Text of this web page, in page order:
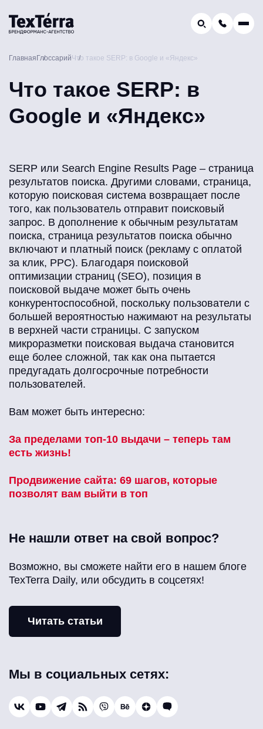
Телефон отдела продаж:
Наш e-mail:
Главная ГлоссарийЧто такое SERP: в Google и «Яндекс»
Что такое SERP: в
Google и «Яндекс»
SERP или Search Engine Results Page – страница
результатов поиска. Другими словами, страница,
которую поисковая система возвращает после
того, как пользователь отправит поисковый
запрос. В дополнение к обычным результатам
поиска, страница результатов поиска обычно
включают и платный поиск (рекламу с оплатой
за клик, PPC). Благодаря поисковой
оптимизации страниц (SEO), позиция в
поисковой выдаче может быть очень
конкурентоспособной, поскольку пользователи с
большей вероятностью нажимают на результаты
в верхней части страницы. С запуском
микроразметки поисковая выдача становится
еще более сложной, так как она пытается
предугадать долгосрочные потребности
пользователей.
Вам может быть интересно:
За пределами топ-10 выдачи – теперь там
есть жизнь!
Продвижение сайта: 69 шагов, которые
позволят вам выйти в топ
Не нашли ответ на свой вопрос?
Возможно, вы сможете найти его в нашем блоге
TexTerra Daily, или обсудить в соцсетях!
Читать статьи
Мы в социальных сетях: